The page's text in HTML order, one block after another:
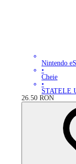
Nintendo
•
Cheie
•
STATELE
26.50 RON